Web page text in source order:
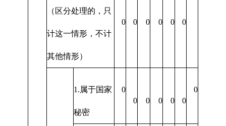
（区分处理的，只
计这一情形，不计
其他情形）
0 0 0 0 0 0
1.属于国家
秘密
0
0
0 0 0 0
0